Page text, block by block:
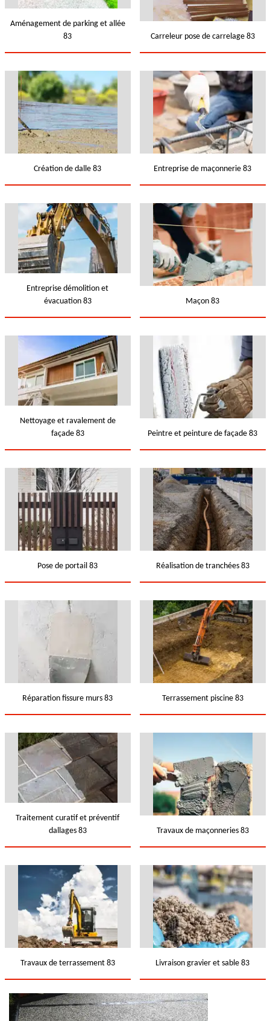
Aménagement de parking et allée
83
Carreleur pose de carrelage 83
Création de dalle 83 Entreprise de maçonnerie 83
Entreprise démolition et
évacuation 83
Maçon 83
Nettoyage et ravalement de
façade 83
Peintre et peinture de façade 83
Pose de portail 83 Réalisation de tranchées 83
Réparation fissure murs 83 Terrassement piscine 83
Traitement curatif et préventif
dallages 83
Travaux de maçonneries 83
Travaux de terrassement 83 Livraison gravier et sable 83